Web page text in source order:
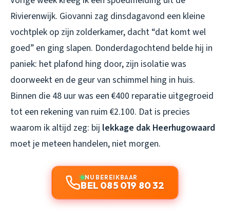
Rivierenwijk. Giovanni zag dinsdagavond een kleine
vochtplek op zijn zolderkamer, dacht “dat komt wel
goed” en ging slapen. Donderdagochtend belde hij in
paniek: het plafond hing door, zijn isolatie was
doorweekt en de geur van schimmel hing in huis.
Binnen die 48 uur was een €400 reparatie uitgegroeid
tot een rekening van ruim €2.100. Dat is precies
waarom ik altijd zeg: bij lekkage dak Heerhugowaard
moet je meteen handelen, niet morgen.
NU BEREIKBAAR
BEL 085 019 80 32